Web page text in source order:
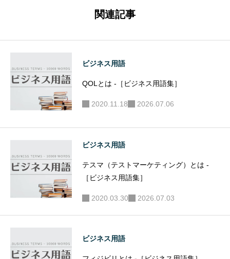
関連記事
ビジネス用語
QOLとは -［ビジネス用語集］
2020.11.18 2026.07.06
ビジネス用語
テスマ（テストマーケティング）とは -
［ビジネス用語集］
2020.03.30 2026.07.03
ビジネス用語